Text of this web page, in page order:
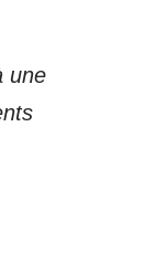
une